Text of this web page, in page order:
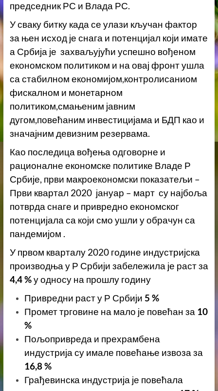
председник РС и Влада РС.
У сваку битку када се улази кључан фактор
за њен исход је снага и потенцијал који имате
а Србија је захваљујући успешно вођеном
економском политиком и на овај фронт ушла
са стабилном економијом,контролисаниом
фискалном и монетарном
политиком,смањеним јавним
дугом,повећаним инвестицијама и БДП као и
значајним девизним резервама.
Као последица вођења одговорне и
рационалне економске политике Владе Р
Србије, први макроекономски показатељи –
Први квартал 2020 јануар – март су најбоља
потврда снаге и привредно економског
потенцијала са који смо ушли у обрачун са
пандемијом .
У првом кварталу 2020 године индустријска
производња у Р Србији забележила је раст за
4,4 %у односу на прошлу годину
Привредни раст у Р Србији 5 %
Промет трговине на мало је повећан за 10
%
Пољопривреда и прехрамбена
индустрија су имале повећање извоза за
16,8 %
Грађевинска индустрија је повећала